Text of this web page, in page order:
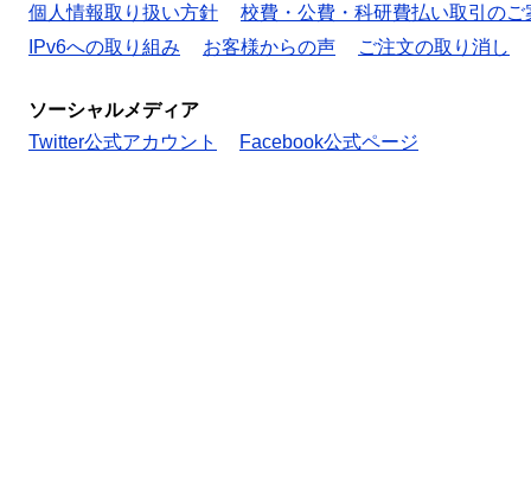
個人情報取り扱い方針
校費・公費・科研費払い取引のご
IPv6への取り組み
お客様からの声 ご注文の取り消し
ソーシャルメディア
Twitter公式アカウント
Facebook公式ページ